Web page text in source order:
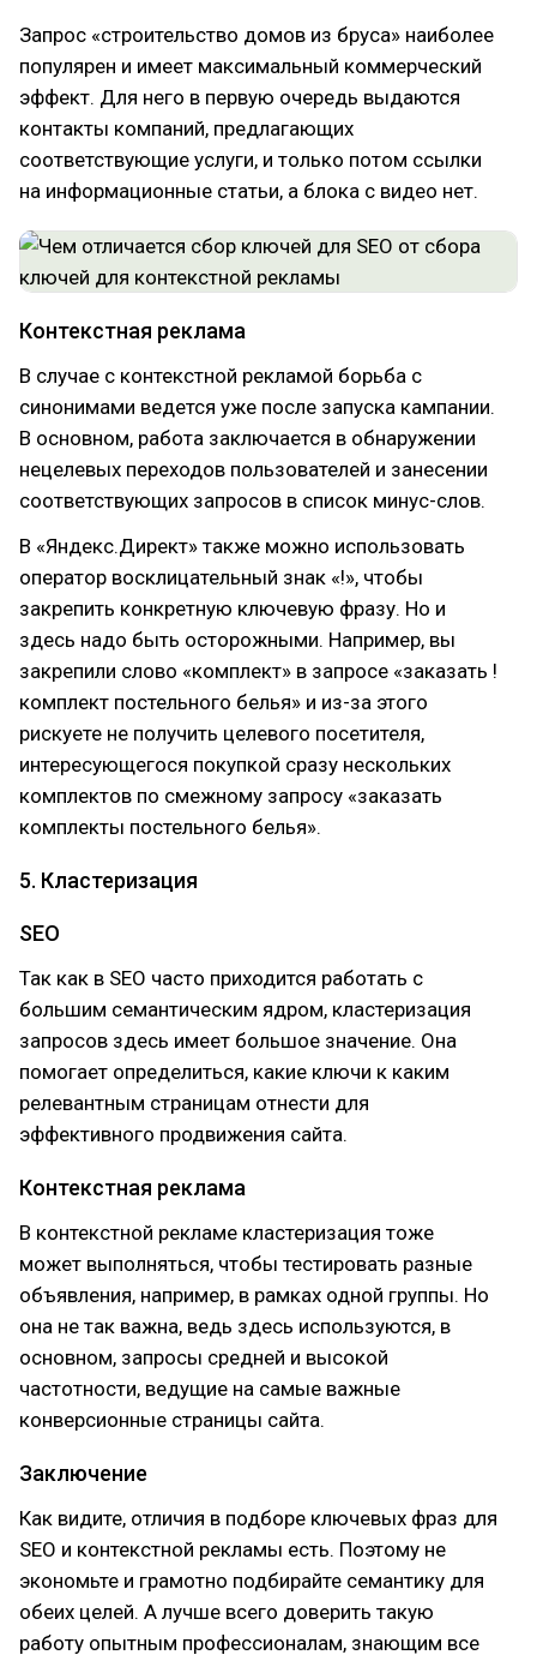
Запрос «строительство домов из бруса» наиболее
популярен и имеет максимальный коммерческий
эффект. Для него в первую очередь выдаются
контакты компаний, предлагающих
соответствующие услуги, и только потом ссылки
на информационные статьи, а блока с видео нет.
Контекстная реклама
В случае с контекстной рекламой борьба с
синонимами ведется уже после запуска кампании.
В основном, работа заключается в обнаружении
нецелевых переходов пользователей и занесении
соответствующих запросов в список минус-слов.
В «Яндекс.Директ» также можно использовать
оператор восклицательный знак «!», чтобы
закрепить конкретную ключевую фразу. Но и
здесь надо быть осторожными. Например, вы
закрепили слово «комплект» в запросе «заказать !
комплект постельного белья» и из-за этого
рискуете не получить целевого посетителя,
интересующегося покупкой сразу нескольких
комплектов по смежному запросу «заказать
комплекты постельного белья».
5. Кластеризация
SEO
Так как в SEO часто приходится работать с
большим семантическим ядром, кластеризация
запросов здесь имеет большое значение. Она
помогает определиться, какие ключи к каким
релевантным страницам отнести для
эффективного продвижения сайта.
Контекстная реклама
В контекстной рекламе кластеризация тоже
может выполняться, чтобы тестировать разные
объявления, например, в рамках одной группы. Но
она не так важна, ведь здесь используются, в
основном, запросы средней и высокой
частотности, ведущие на самые важные
конверсионные страницы сайта.
Заключение
Как видите, отличия в подборе ключевых фраз для
SEO и контекстной рекламы есть. Поэтому не
экономьте и грамотно подбирайте семантику для
обеих целей. А лучше всего доверить такую
работу опытным профессионалам, знающим все